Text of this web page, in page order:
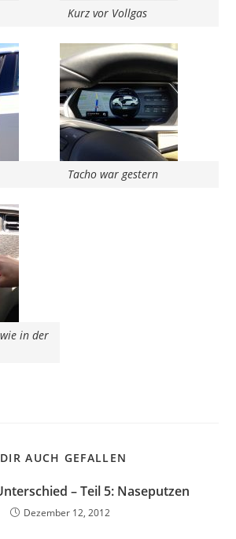
Kurz vor Vollgas
Tacho war gestern
in der
AUCH GEFALLEN
– Teil 5: Naseputzen
Dezember 12, 2012